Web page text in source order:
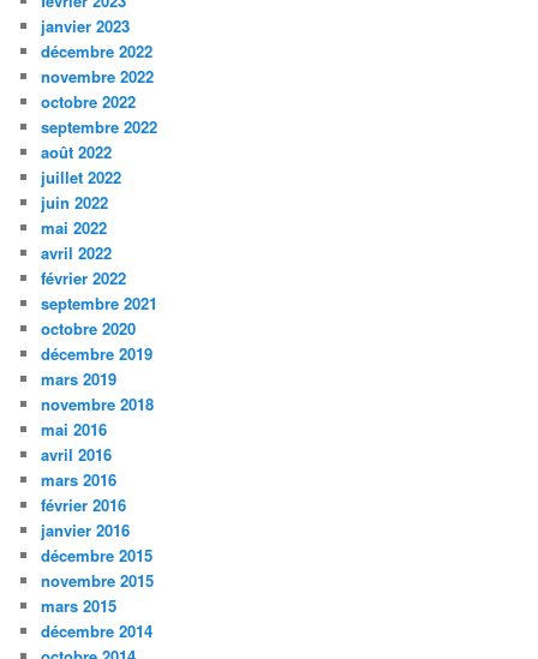
janvier 2023
décembre 2022
novembre 2022
octobre 2022
septembre 2022
août 2022
juillet 2022
juin 2022
mai 2022
avril 2022
février 2022
septembre 2021
octobre 2020
décembre 2019
mars 2019
novembre 2018
mai 2016
avril 2016
mars 2016
février 2016
janvier 2016
décembre 2015
novembre 2015
mars 2015
décembre 2014